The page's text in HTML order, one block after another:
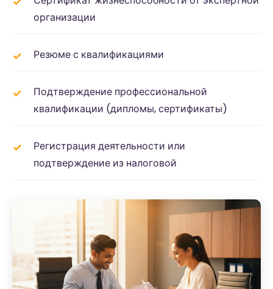
организации
Резюме с квалификациями
Подтверждение профессиональной
квалификации (дипломы, сертификаты)
Регистрация деятельности или
подтверждение из налоговой